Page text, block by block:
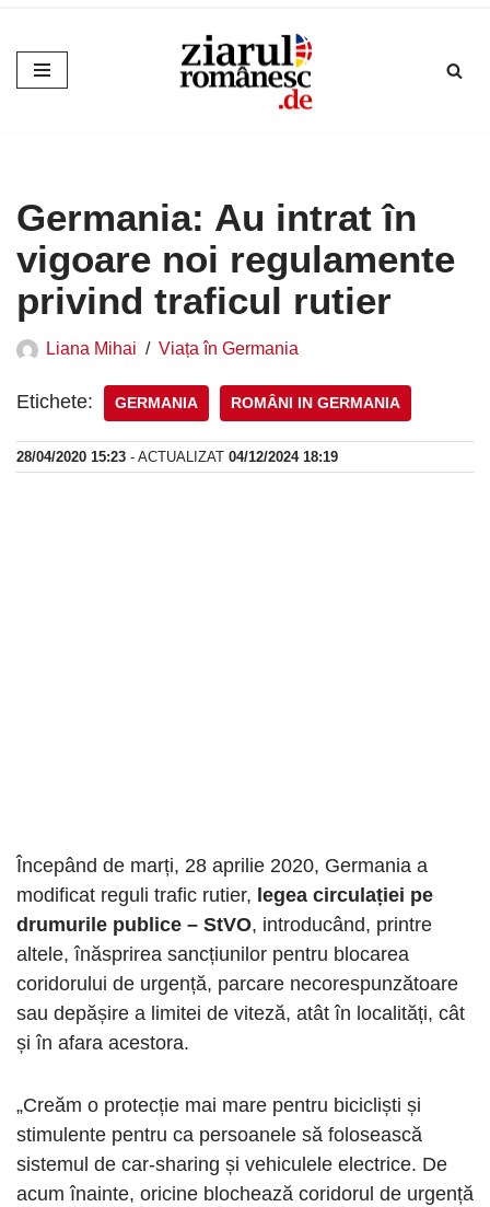
Sari
la
Germania: Au intrat în
vigoare noi regulamente
privind traficul rutier
Liana Mihai Viața în Germania
Etichete: GERMANIA ROMÂNI IN GERMANIA
28/04/2020 15:23 - ACTUALIZAT 04/12/2024 18:19
Începând de marți, 28 aprilie 2020, Germania a
modificat reguli trafic rutier, legea circulației pe
drumurile publice – StVO, introducând, printre
altele, înăsprirea sancțiunilor pentru blocarea
coridorului de urgență, parcare necorespunzătoare
sau depășire a limitei de viteză, atât în ​​localități, cât
și în afara acestora.
„Creăm o protecție mai mare pentru bicicliști și
stimulente pentru ca persoanele să folosească
sistemul de car-sharing și vehiculele electrice. De
acum înainte, oricine blochează coridorul de urgență